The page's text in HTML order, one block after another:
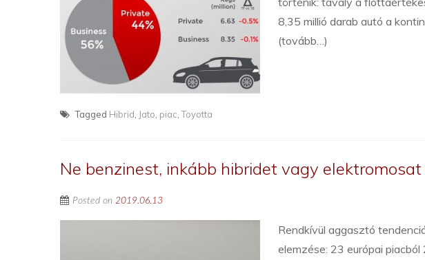
8,35 millió darab autó a
(tovább…)
Tagged Hibrid Jato piac ,Toyotta
Ne benzinest, inkább hibridet vagy
Posted on 2019.06.13
Rendkívül aggasztó
elemzése: 23 európai